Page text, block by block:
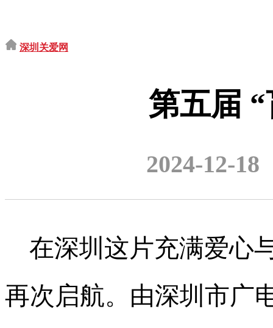
深圳关爱网
第五届
2024-12-18
在深圳这片充满爱心
再次启航。由深圳市广